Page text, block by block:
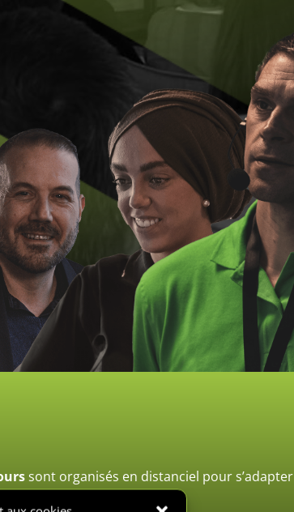
sont organisés en distanciel pour s’adapter
où que vous soyez 😉